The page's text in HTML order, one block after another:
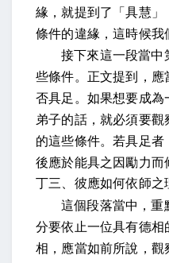
緣，就提到了「具慧
條件的違緣，這時候我
接下來這一段當中
些條件。正文提到， 應
否具足 。如果想要成
弟子的話，就必須要
的這些條件。 若具足者
後應於能具之因勵力而
丁三、彼應如何依師之
這個段落當中，重
分要依止一位具有德相
相，應當如前所說，觀